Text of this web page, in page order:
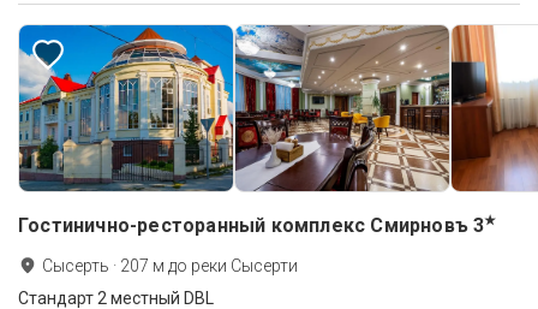
Гостинично-ресторанный комплекс Смирновъ 3★
Сысерть · 207 м до реки Сысерти
Стандарт 2 местный DBL